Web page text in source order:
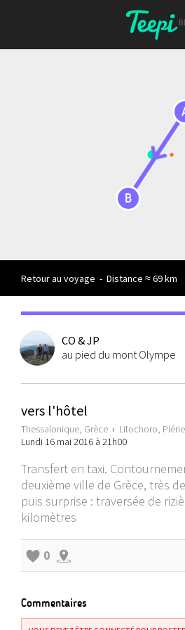
B
Retour au voyage - Distance ≈ 69 km
CO & JP
au pied du mont Olympe
vers l'hôtel
Thessalonique, Grèce › Litochoro,
Lundi 16 mai 2016 à 21h00
Transfert en taxi.
deuxième ville de Grèce, très
puis surprise : traversée de
kilomètres
0
Commentaires